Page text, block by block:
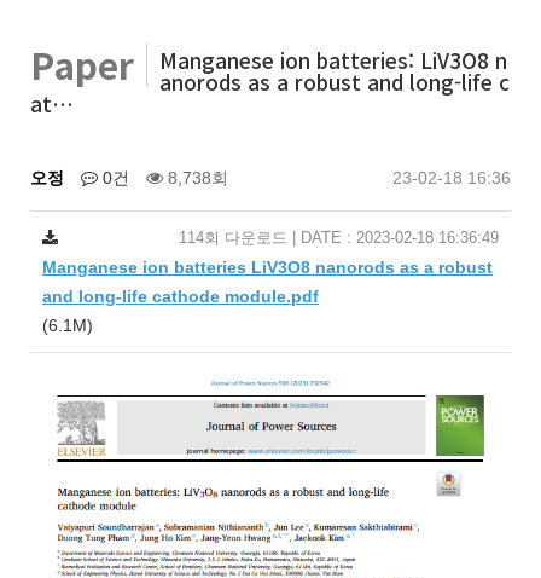
Paper Manganese ion batteries: LiV3O8 n
anorods as a robust and long-life c
at…
오정 0건 8,738회 23-02-18 16:36
Manganese ion batteries LiV3O8 nanorods as a robust
and long-life cathode module.pdf
(6.1M)
114회 다운로드 | DATE : 2023-02-18 16:36:49